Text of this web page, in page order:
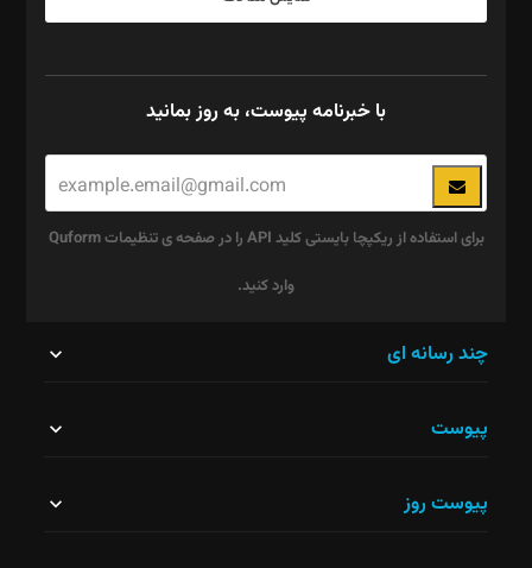
با خبرنامه پیوست، به روز بمانید
برای استفاده از ریکپچا بایستی کلید API را در صفحه ی تنظیمات Quform
وارد کنید.
نباید
چند رسانه ای
پیوست
پیوست روز